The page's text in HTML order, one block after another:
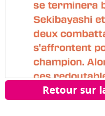
Retour sur